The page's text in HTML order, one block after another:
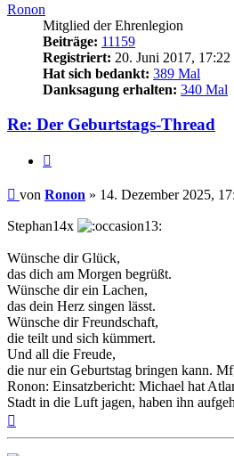
Ronon
Mitglied der Ehrenlegion
Beiträge: 11159
Registriert: 20. Juni 2017, 17:22
Hat sich bedankt: 389 Mal
Danksagung erhalten: 340 Mal
Re: Der Geburtstags-Thread
Beitrag
von Ronon » 14. Dezember 2025,
Stephan14x
Wünsche dir Glück,
das dich am Morgen begrüßt.
Wünsche dir ein Lachen,
das dein Herz singen lässt.
Wünsche dir Freundschaft,
die teilt und sich kümmert.
Und all die Freude,
die nur ein Geburtstag bringen kann.
Ronon: Einsatzbericht: Michael hat
Stadt in die Luft jagen, haben ihn